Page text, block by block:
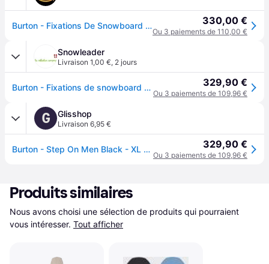
Burton - Fixations De Snowboard Step on Re-Flex Black Homme - Homme - Taille XL - Noir 330,00 €
Ou 3 paiements de 110,00 €
Snowleader
Livraison 1,00 €, 2 jours
Burton - Fixations de snowboard all mountain - Step On Black pour Homme - Taille 47-48 - Noir 329,90 €
Ou 3 paiements de 109,96 €
G Glisshop
Livraison 6,95 €
Burton - Step On Men Black - XL - Fix Snowboard 329,90 €
Ou 3 paiements de 109,96 €
Produits similaires
Nous avons choisi une sélection de produits qui pourraient
vous intéresser. Tout afficher